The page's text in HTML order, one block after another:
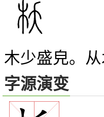
木少盛皃。
字源演变